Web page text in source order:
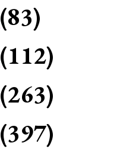
(83)
(112)
(263)
(397)